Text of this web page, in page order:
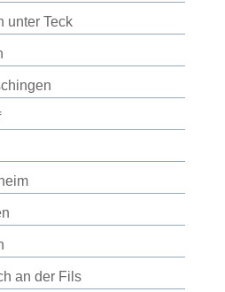
unter Teck
an der Fils